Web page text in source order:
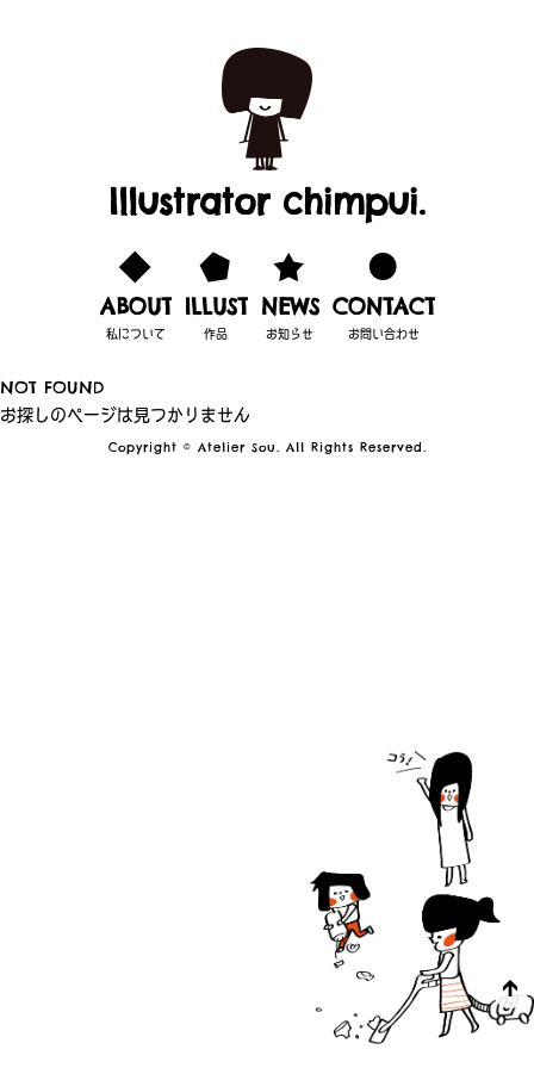
Illustrator chimpui.
ABOUT
私について
ILLUST
作品
NEWS
お知らせ
CONTACT
お問い合わせ
NOT FOUND
お探しのページは見つかりません
Copyright © Atelier Sou. All Rights Reserved.